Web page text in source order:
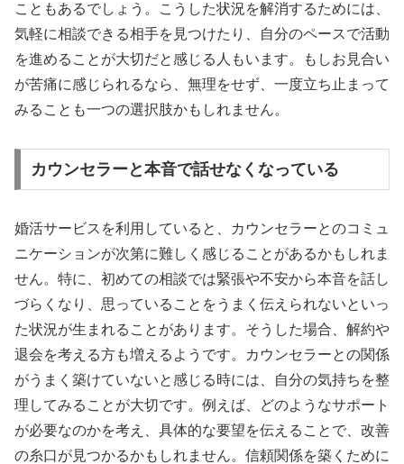
こともあるでしょう。こうした状況を解消するためには、
気軽に相談できる相手を見つけたり、自分のペースで活動
を進めることが大切だと感じる人もいます。もしお見合い
が苦痛に感じられるなら、無理をせず、一度立ち止まって
みることも一つの選択肢かもしれません。
カウンセラーと本音で話せなくなっている
婚活サービスを利用していると、カウンセラーとのコミュ
ニケーションが次第に難しく感じることがあるかもしれま
せん。特に、初めての相談では緊張や不安から本音を話し
づらくなり、思っていることをうまく伝えられないといっ
た状況が生まれることがあります。そうした場合、解約や
退会を考える方も増えるようです。カウンセラーとの関係
がうまく築けていないと感じる時には、自分の気持ちを整
理してみることが大切です。例えば、どのようなサポート
が必要なのかを考え、具体的な要望を伝えることで、改善
の糸口が見つかるかもしれません。信頼関係を築くために